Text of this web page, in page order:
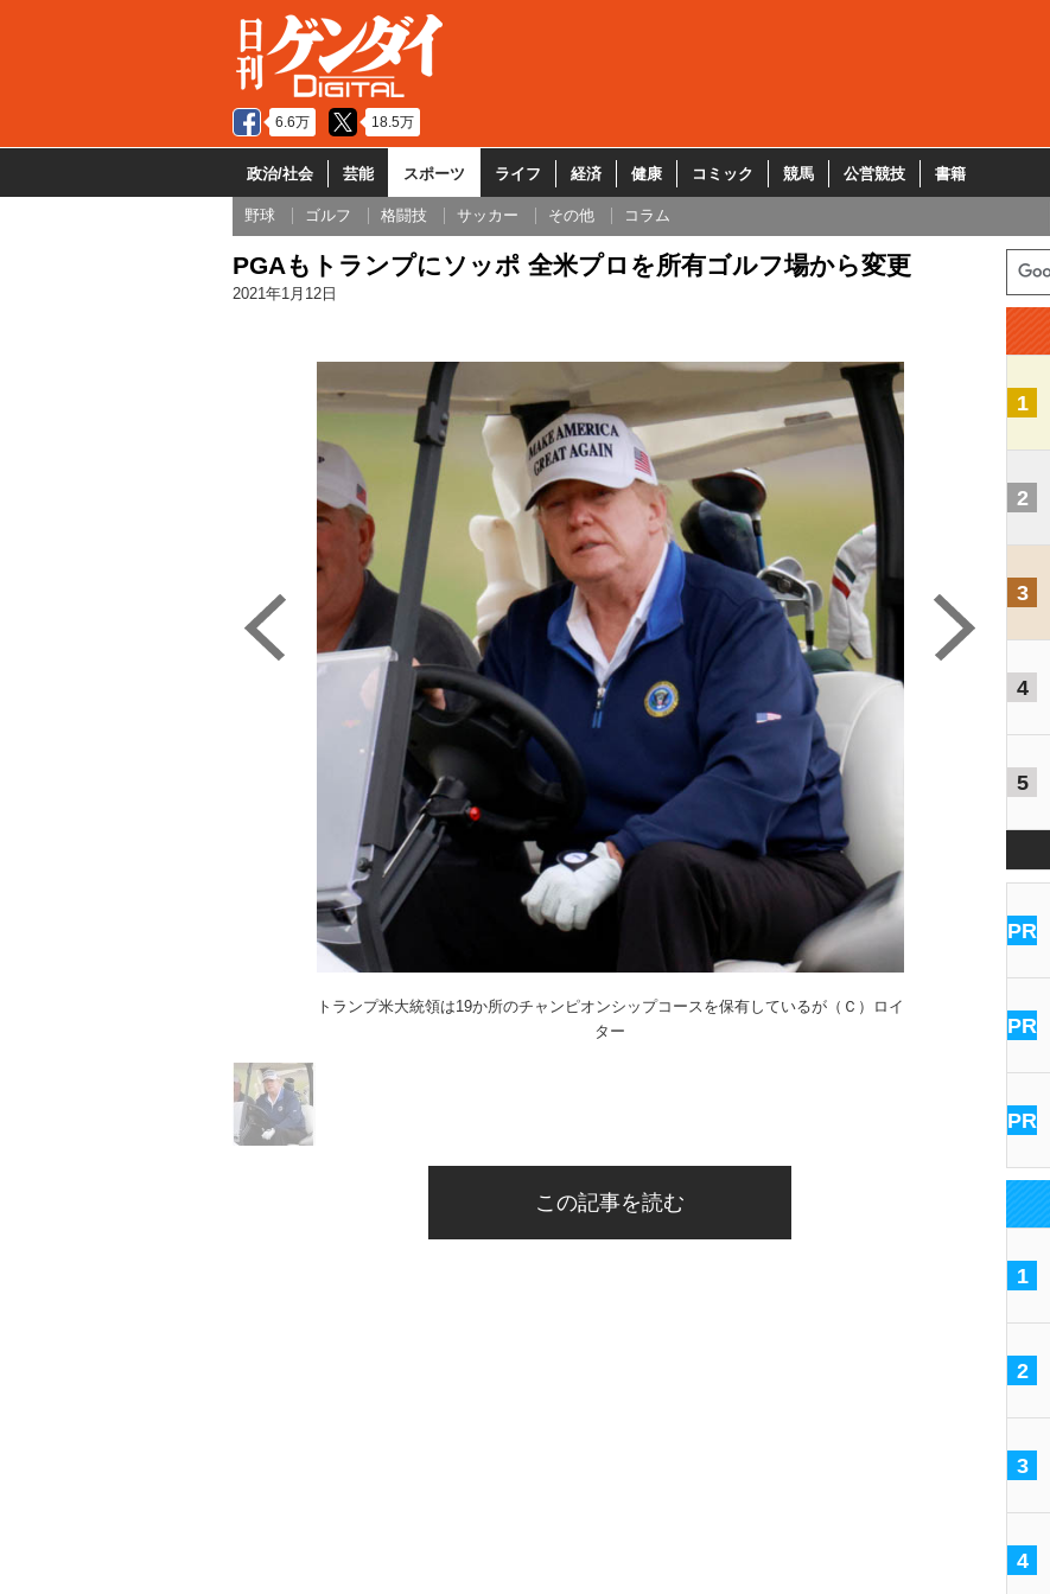
6.6万 18.5万
政治/社会 芸能 スポーツ ライフ 経済 健康 コミック 競馬 公営競技 書籍
野球 ゴルフ 格闘技 サッカー その他 コラム
PGAもトランプにソッポ 全米プロを所有ゴルフ場から変更
2021年1月12日
トランプ米大統領は19か所のチャンピオンシップコースを保有しているが（Ｃ）ロイ
ター
この記事を読む
1
2
3
4
5
PR
PR
PR
1
2
3
4